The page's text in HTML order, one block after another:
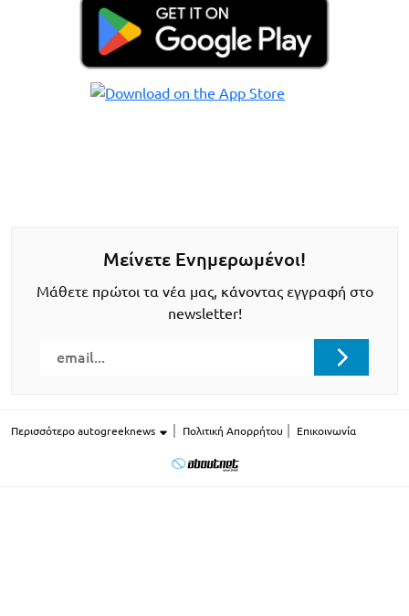
Μείνετε Ενημερωμένοι!
Μάθετε πρώτοι τα νέα μας, κάνοντας εγγραφή στο
newsletter!
Περισσότερο autogreeknews Πολιτική Απορρήτου Επικοινωνία